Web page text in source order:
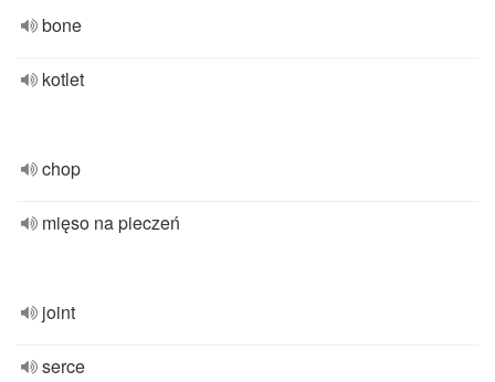
bone
kotlet
chop
mięso na pieczeń
joint
serce